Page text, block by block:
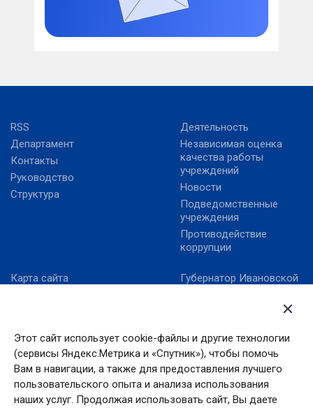
Этот сайт использует cookie-файлы и другие технологии
(сервисы Яндекс.Метрика и «Спутник»), чтобы помочь
Вам в навигации, а также для предоставления лучшего
пользовательского опыта и анализа использования
наших услуг. Продолжая использовать сайт, Вы даете
RSS
Департамент
Контакты
Руководство
Структура
Деятельность
Независимая оценка
качества работы
учреждений
Новости
Подведомственные
учреждения
Противодействие
коррупции
Карта сайта
Официальный сайт Года
российского кино
Правовой портал в
сфере культуры
Губернатор Ивановской
Правительство РФ
Президент РФ